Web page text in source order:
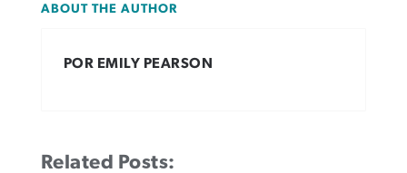
ABOUT THE AUTHOR
POR EMILY PEARSON
Related Posts: